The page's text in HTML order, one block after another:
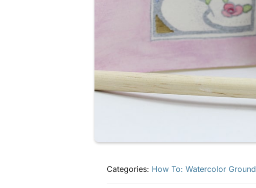
Categories: How To: Watercolor Ground